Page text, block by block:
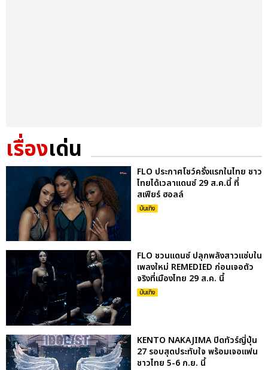
เรื่องเด่น
FLO ประกาศโชว์ครั้งแรกในไทย ชาว
ไทยได้เวลาแดนซ์ 29 ส.ค.นี้ ที่
สเฟียร์ ฮอลล์
บันเทิง
FLO ชวนแดนซ์ ปลุกพลังสาวแซ่บใน
เพลงใหม่ REMEDIED ก่อนเจอตัว
จริงที่เมืองไทย 29 ส.ค. นี้
บันเทิง
KENTO NAKAJIMA ปิดทัวร์ญี่ปุ่น
27 รอบสุดประทับใจ พร้อมเจอแฟน
ชาวไทย 5-6 ก.ย. นี้